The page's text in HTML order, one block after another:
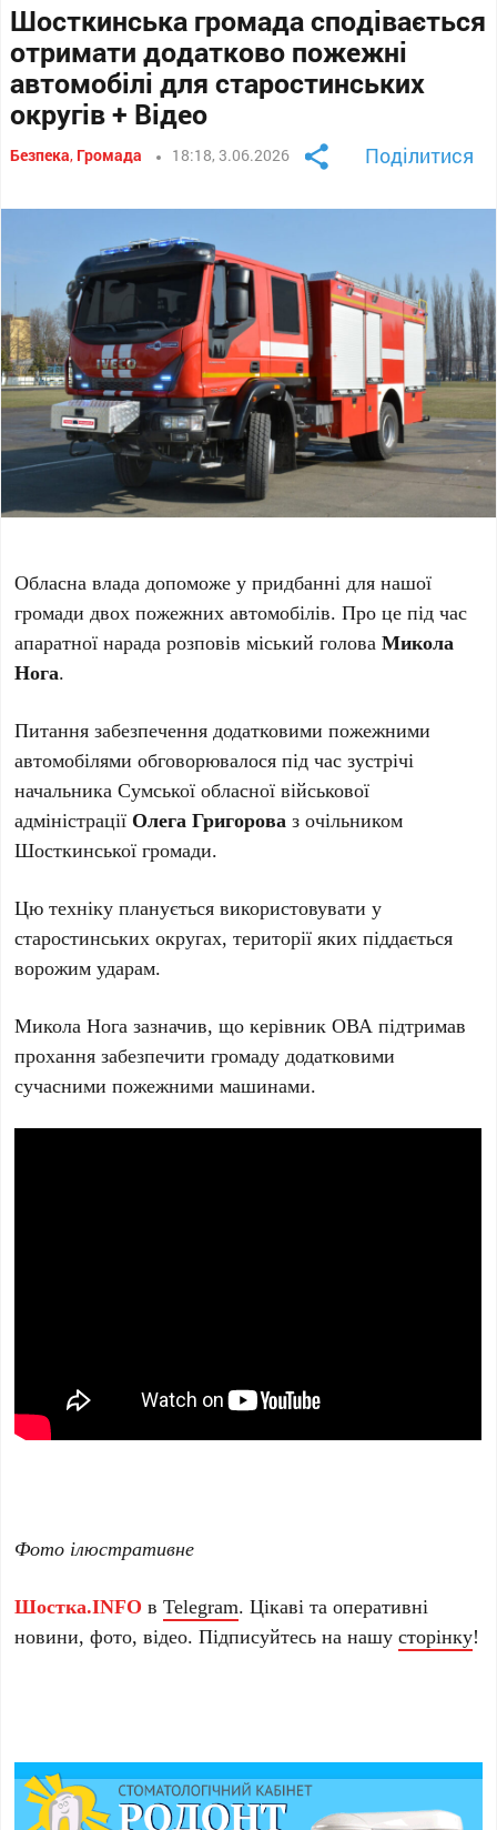
Шосткинська громада сподівається
отримати додатково пожежні
автомобілі для старостинських
округів + Відео
Безпека, Громада 18:18, 3.06.2026 Поділитися
Обласна влада допоможе у придбанні для нашої
громади двох пожежних автомобілів. Про це під час
апаратної нарада розповів міський головаМикола
Нога.
Питання забезпечення додатковими пожежними
автомобілями обговорювалося під час зустрічі
начальника Сумської обласної військової
адміністрації Олега Григорова з очільником
Шосткинської громади.
Цю техніку планується використовувати у
старостинських округах, території яких піддається
ворожим ударам.
Микола Нога зазначив, що керівник ОВА підтримав
прохання забезпечити громаду додатковими
сучасними пожежними машинами.
Фото ілюстративне
Шостка.INFO вTelegram. Цікаві та оперативні
новини, фото, відео. Підписуйтесь на нашусторінку!